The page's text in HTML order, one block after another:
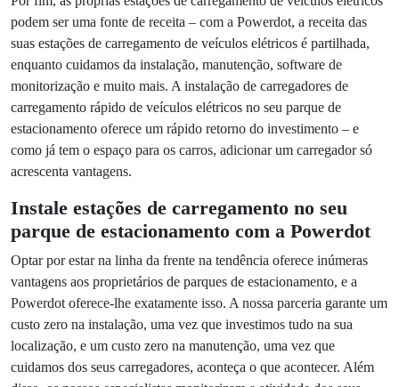
os seus serviços enquanto o seu VE carrega, tirando partido
do carregamento no destino e tornando-se assim clientes
do seu negócio, trazendo mais receita.
Obter rendimento adicional
Para além de trazer mais clientes, a instalação de estações
de carregamento de veículos elétricos oferece imensas
vantagens financeiras e fontes de receitas para o seu
espaço comercial. Os clientes que carregam os carros no
seu parque de estacionamento serão encorajados a
permanecer mais tempo no seu supermercado, restaurante,
ginásio, etc., por vezes até esperando propositadamente
que o carro esteja totalmente carregado e, inevitavelmente,
acabando por gastar mais. Seja qual for o seu espaço
comercial, ao oferecer aos clientes a possibilidade de
carregar os seus carros no seu parque de estacionamento,
irá alterar o período de tempo que eles passam a utilizar os
seus outros serviços.